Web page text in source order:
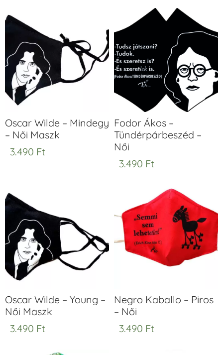
Oscar Wilde – Mindegy
– Női Maszk
3.490 Ft
Fodor Ákos –
Tündérpárbeszéd –
Női
3.490 Ft
Oscar Wilde – Young –
Női Maszk
3.490 Ft
Negro Kaballo – Piros
– Női
3.490 Ft